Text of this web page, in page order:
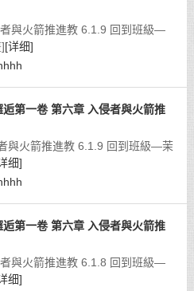
與火箭推進教 6.1.9 回到班級—
[详细]
第一卷 第六章 入侵者與火箭推
與火箭推進教 6.1.9 回到班級—茉
细]
第一卷 第六章 入侵者與火箭推
與火箭推進教 6.1.8 回到班級—
细]